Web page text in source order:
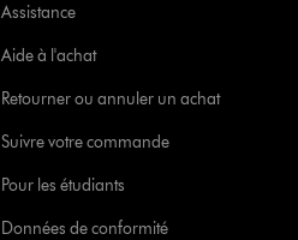
Assistance
Aide à l'achat
Retourner ou annuler un achat
Suivre votre commande
Pour les étudiants
Données de conformité